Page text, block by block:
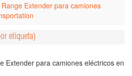
Extender para camiones
etiqueta)
Extender para camiones eléctricos en